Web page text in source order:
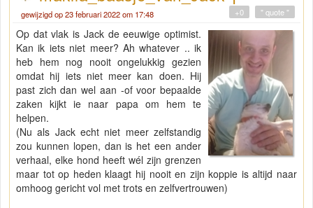
gewijzigd op 23 februari 2022 om 17:48 " quote "
+0
Op dat vlak is Jack de eeuwige optimist.
Kan ik iets niet meer? Ah whatever .. ik
heb hem nog nooit ongelukkig gezien
omdat hij iets niet meer kan doen. Hij
past zich dan wel aan -of voor bepaalde
zaken kijkt ie naar papa om hem te
helpen.
(Nu als Jack echt niet meer zelfstandig
zou kunnen lopen, dan is het een ander
verhaal, elke hond heeft wél zijn grenzen
maar tot op heden klaagt hij nooit en zijn koppie is altijd naar
omhoog gericht vol met trots en zelfvertrouwen)